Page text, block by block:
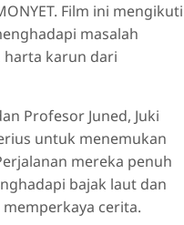
Film ini mengikuti
masalah
harta karun dari
Profesor Juned, Juki
untuk menemukan
mereka penuh
bajak laut dan
cerita.